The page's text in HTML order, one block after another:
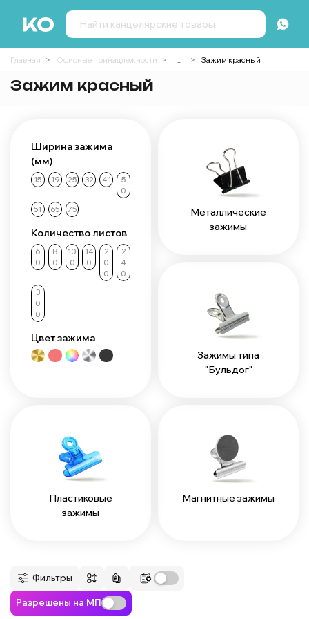
Главная Офисные принадлежности ... Зажим красный
Зажим красный
Ширина зажима
(мм)
15 19 25 32 41
5
0
51
65 75
Количество листов
6
0
8
0
10
0
14
0
2
0
0
2
4
0
3
0
0
Цвет зажима
Металлические
зажимы
Зажимы типа
"Бульдог"
Пластиковые
зажимы
Магнитные зажимы
Фильтры
Разрешены на МП